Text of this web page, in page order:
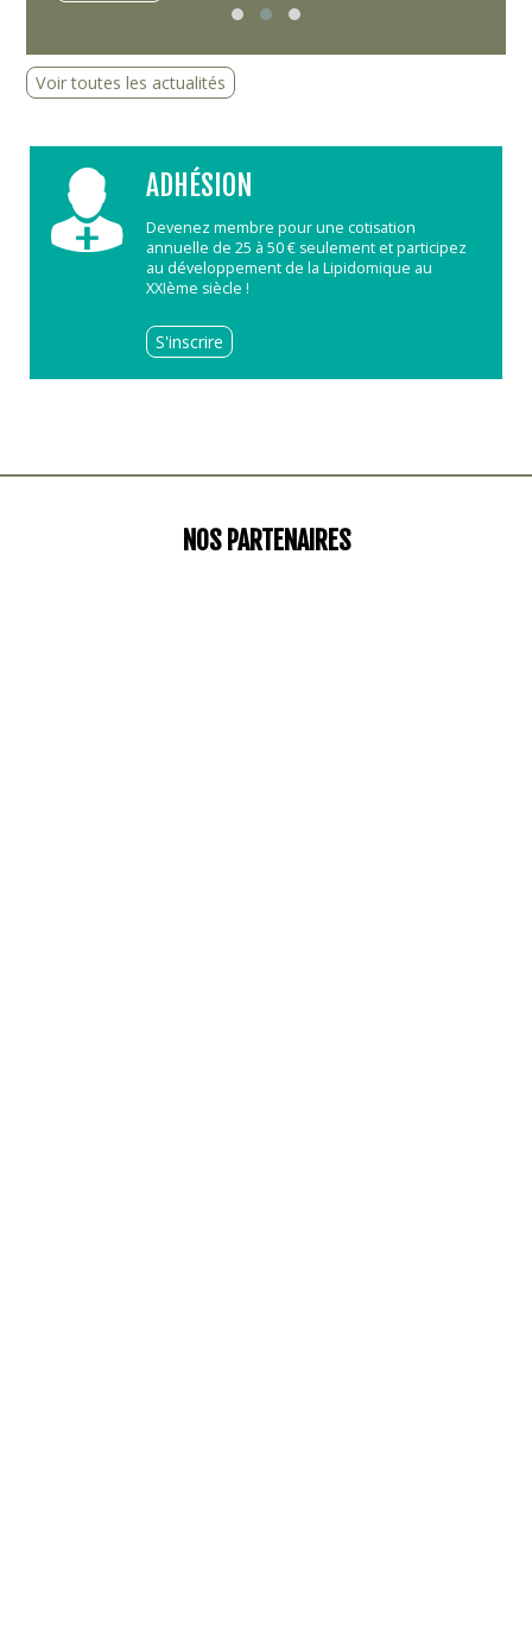
Voir toutes les actualités
ADHÉSION
Devenez membre pour une cotisation
annuelle de 25 à 50 € seulement et participez
au développement de la Lipidomique au
XXIème siècle !
S'inscrire
NOS PARTENAIRES